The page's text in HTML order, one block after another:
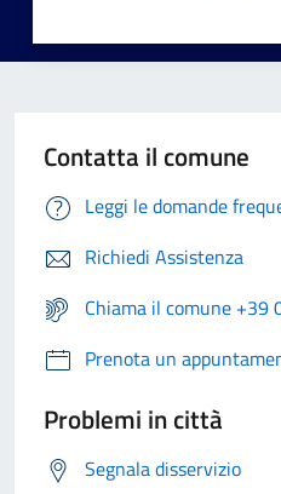
Contatta il comune
Leggi le domande
Richiedi Assistenza
Chiama il comune +39
Prenota un
Problemi in città
Segnala disservizio